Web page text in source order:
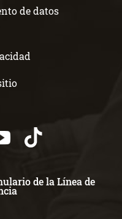
de datos
de la Línea de